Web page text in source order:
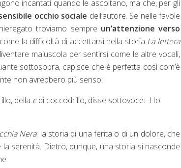
incantati quando le ascoltano, ma che, per gli
occhio sociale dell’autore. Se nelle favole
troviamo sempre un’attenzione verso
la difficoltà di accettarsi nella storia La lettera
maiuscola per sentirsi come le altre vocali,
sottosopra, capisce che è perfetta così com’è
non avrebbero più senso:
della cdi coccodrillo, disse sottovoce: -Ho
Nera: la storia di una ferita o di un dolore, che
serenità. Dietro, dunque, una storia si nasconde